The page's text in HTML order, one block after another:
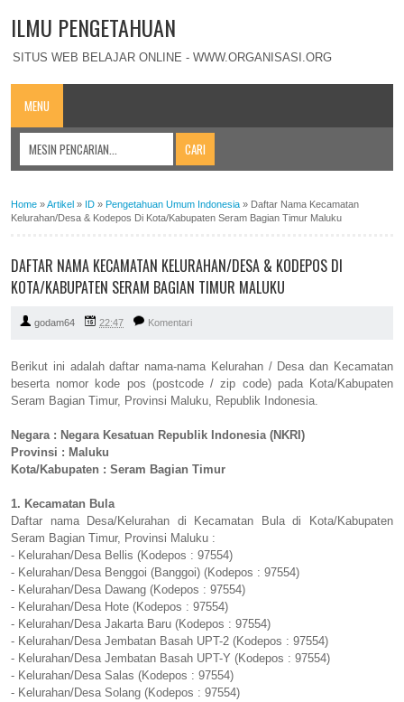
ILMU PENGETAHUAN
SITUS WEB BELAJAR ONLINE - WWW.ORGANISASI.ORG
MENU
Home »Artikel » ID » Pengetahuan Umum Indonesia » Daftar Nama Kecamatan
Kelurahan/Desa & Kodepos Di Kota/Kabupaten Seram Bagian Timur Maluku
DAFTAR NAMA KECAMATAN KELURAHAN/DESA & KODEPOS DI
KOTA/KABUPATEN SERAM BAGIAN TIMUR MALUKU
godam64 22:47 Komentari
Berikut ini adalah daftar nama-nama Kelurahan / Desa dan Kecamatan
beserta nomor kode pos (postcode / zip code) pada Kota/Kabupaten
Seram Bagian Timur, Provinsi Maluku, Republik Indonesia.
Negara : Negara Kesatuan Republik Indonesia (NKRI)
Provinsi : Maluku
Kota/Kabupaten : Seram Bagian Timur
1. Kecamatan Bula
Daftar nama Desa/Kelurahan di Kecamatan Bula di Kota/Kabupaten
Seram Bagian Timur, Provinsi Maluku :
- Kelurahan/Desa Bellis (Kodepos : 97554)
- Kelurahan/Desa Benggoi (Banggoi) (Kodepos : 97554)
- Kelurahan/Desa Dawang (Kodepos : 97554)
- Kelurahan/Desa Hote (Kodepos : 97554)
- Kelurahan/Desa Jakarta Baru (Kodepos : 97554)
- Kelurahan/Desa Jembatan Basah UPT-2 (Kodepos : 97554)
- Kelurahan/Desa Jembatan Basah UPT-Y (Kodepos : 97554)
- Kelurahan/Desa Salas (Kodepos : 97554)
- Kelurahan/Desa Solang (Kodepos : 97554)